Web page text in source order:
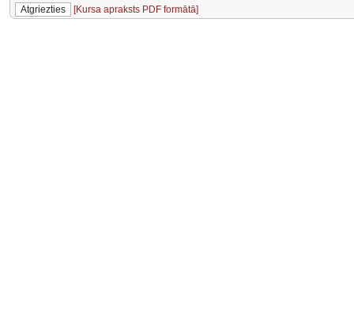
[Kursa apraksts PDF formātā]